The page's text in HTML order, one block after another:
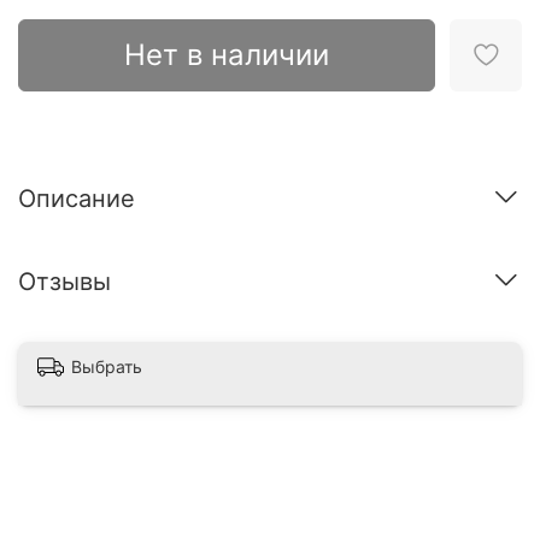
Нет в наличии
Описание
Отзывы
Выбрать